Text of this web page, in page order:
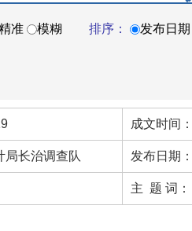
准 模糊 排序： 发布日期
成文时间
局长治调查队 发布日期
主 题 词：